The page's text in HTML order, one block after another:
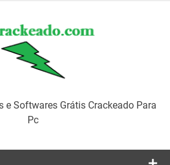
e Softwares Grátis Crackeado Para
Pc